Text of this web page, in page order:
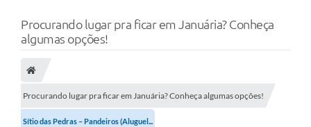
A Nossa Cidade
Tributos
Procurando lugar pra ficar em Januária? Conheça
algumas opções!
Procurando lugar pra ficar em Januária? Conheça algumas opções!
Sítio das Pedras – Pandeiros (Aluguel...